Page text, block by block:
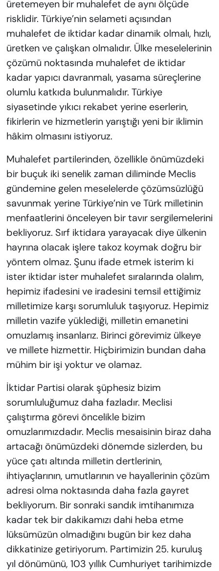
üretemeyen bir muhalefet de aynı ölçüde
risklidir. Türkiye’nin selameti açısından
muhalefet de iktidar kadar dinamik olmalı, hızlı,
üretken ve çalışkan olmalıdır. Ülke meselelerinin
çözümü noktasında muhalefet de iktidar
kadar yapıcı davranmalı, yasama süreçlerine
olumlu katkıda bulunmalıdır. Türkiye
siyasetinde yıkıcı rekabet yerine eserlerin,
fikirlerin ve hizmetlerin yarıştığı yeni bir iklimin
hâkim olmasını istiyoruz.
Muhalefet partilerinden, özellikle önümüzdeki
bir buçuk iki senelik zaman diliminde Meclis
gündemine gelen meselelerde çözümsüzlüğü
savunmak yerine Türkiye’nin ve Türk milletinin
menfaatlerini önceleyen bir tavır sergilemelerini
bekliyoruz. Sırf iktidara yarayacak diye ülkenin
hayrına olacak işlere takoz koymak doğru bir
yöntem olmaz. Şunu ifade etmek isterim ki
ister iktidar ister muhalefet sıralarında olalım,
hepimiz ifadesini ve iradesini temsil ettiğimiz
milletimize karşı sorumluluk taşıyoruz. Hepimiz
milletin vazife yüklediği, milletin emanetini
omuzlamış insanlarız. Birinci görevimiz ülkeye
ve millete hizmettir. Hiçbirimizin bundan daha
mühim bir işi yoktur ve olamaz.
İktidar Partisi olarak şüphesiz bizim
sorumluluğumuz daha fazladır. Meclisi
çalıştırma görevi öncelikle bizim
omuzlarımızdadır. Meclis mesaisinin biraz daha
artacağı önümüzdeki dönemde sizlerden, bu
yüce çatı altında milletin dertlerinin,
ihtiyaçlarının, umutlarının ve hayallerinin çözüm
adresi olma noktasında daha fazla gayret
bekliyorum. Bir sonraki sandık imtihanımıza
kadar tek bir dakikamızı dahi heba etme
lüksümüzün olmadığını bugün bir kez daha
dikkatinize getiriyorum. Partimizin 25. kuruluş
yıl dönümünü, 103 yıllık Cumhuriyet tarihimizde